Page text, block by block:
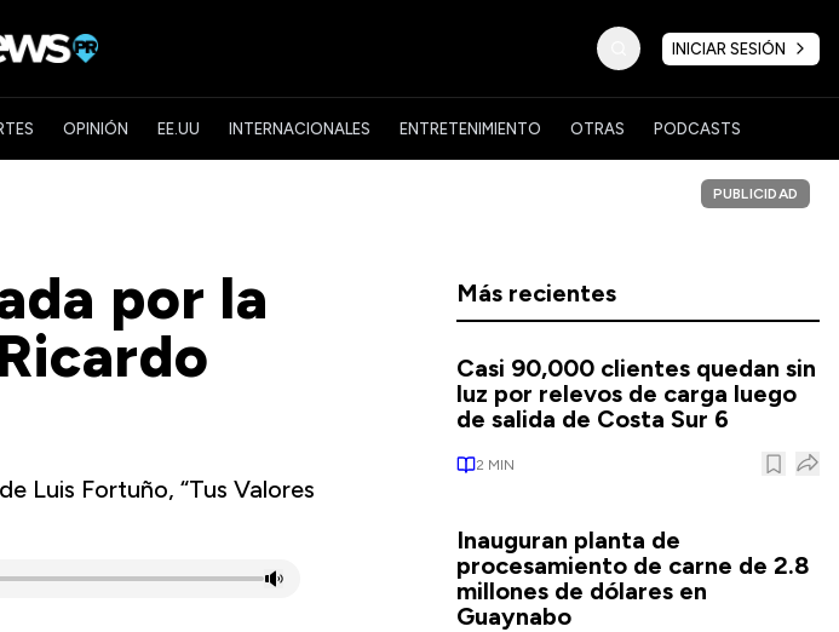
INICIAR SESIÓN
OPINIÓN EE.UU INTERNACIONALES ENTRETENIMIENTO OTRAS PODCASTS
por la
Luis Fortuño, “Tus Valores
PUBLICIDAD
Más recientes
Casi 90,000 clientes quedan sin
luz por relevos de carga luego
de salida de Costa Sur 6
2 MIN
Inauguran planta de
procesamiento de carne de 2.8
millones de dólares en
Guaynabo